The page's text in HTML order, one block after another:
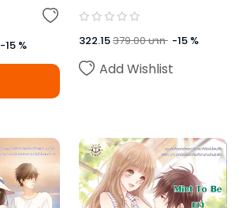
-15 % 322.15379.00บาท -15 %
Add Wishlist